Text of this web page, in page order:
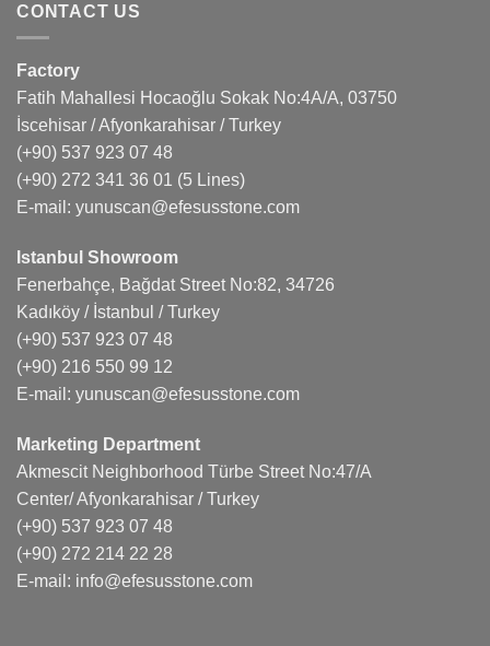
CONTACT US
Factory
Fatih Mahallesi Hocaoğlu Sokak No:4A/A, 03750
İscehisar / Afyonkarahisar / Turkey
(+90) 537 923 07 48
(+90) 272 341 36 01 (5 Lines)
E-mail: yunuscan@efesusstone.com
Istanbul Showroom
Fenerbahçe, Bağdat Street No:82, 34726
Kadıköy / İstanbul / Turkey
(+90) 537 923 07 48
(+90) 216 550 99 12
E-mail: yunuscan@efesusstone.com
Marketing Department
Akmescit Neighborhood Türbe Street No:47/A
Center/ Afyonkarahisar / Turkey
(+90) 537 923 07 48
(+90) 272 214 22 28
E-mail: info@efesusstone.com